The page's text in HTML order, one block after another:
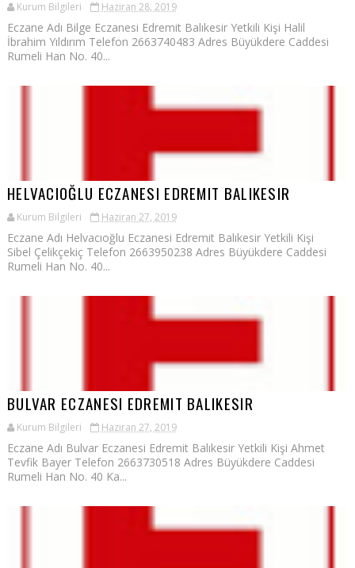
Kurum Bilgileri Haziran 28, 2019
Eczane Adı Bilge Eczanesi Edremit Balıkesir Yetkili Kişi Halil
İbrahim Yıldırım Telefon 2663740483 Adres Büyükdere Caddesi
Rumeli Han No. 40...
HELVACIOĞLU ECZANESI EDREMIT BALIKESIR
Kurum Bilgileri Haziran 27, 2019
Eczane Adı Helvacıoğlu Eczanesi Edremit Balıkesir Yetkili Kişi
Sibel Çelikçekiç Telefon 2663950238 Adres Büyükdere Caddesi
Rumeli Han No. 40...
BULVAR ECZANESI EDREMIT BALIKESIR
Kurum Bilgileri Haziran 27, 2019
Eczane Adı Bulvar Eczanesi Edremit Balıkesir Yetkili Kişi Ahmet
Tevfik Bayer Telefon 2663730518 Adres Büyükdere Caddesi
Rumeli Han No. 40 Ka...